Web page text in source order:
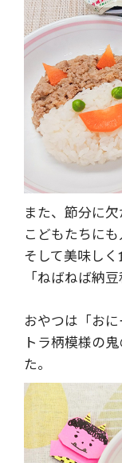
また、節分に
こどもたちに
そして美味し
「ねばねば納
おやつは「お
トラ柄模様の
た。